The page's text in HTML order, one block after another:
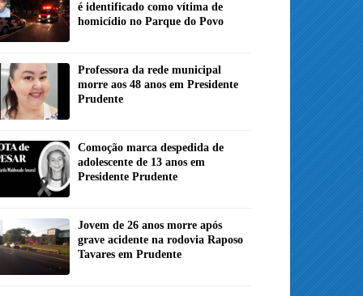
é identificado como vítima de
homicídio no Parque do Povo
Professora da rede municipal
morre aos 48 anos em Presidente
Prudente
Comoção marca despedida de
adolescente de 13 anos em
Presidente Prudente
Jovem de 26 anos morre após
grave acidente na rodovia Raposo
Tavares em Prudente